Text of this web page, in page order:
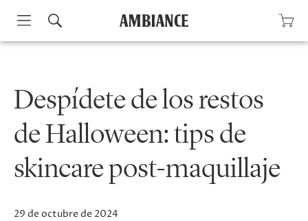
Skip
Despídete de los restos
de Halloween: tips de
skincare post-maquillaje
29 de octubre de 2024